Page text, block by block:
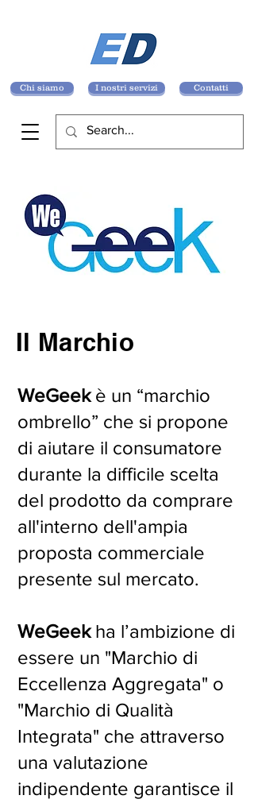
I nostri servizi Contatti
Chi siamo
Il Marchio
WeGeekè un “marchio
ombrello” che si propone
di aiutare il consumatore
durante la difficile scelta
del prodotto da comprare
all'interno dell'ampia
proposta commerciale
presente sul mercato.
WeGeekha l’ambizione di
essere un "Marchio di
Eccellenza Aggregata" o
"Marchio di Qualità
Integrata" che attraverso
una valutazione
indipendente garantisce il